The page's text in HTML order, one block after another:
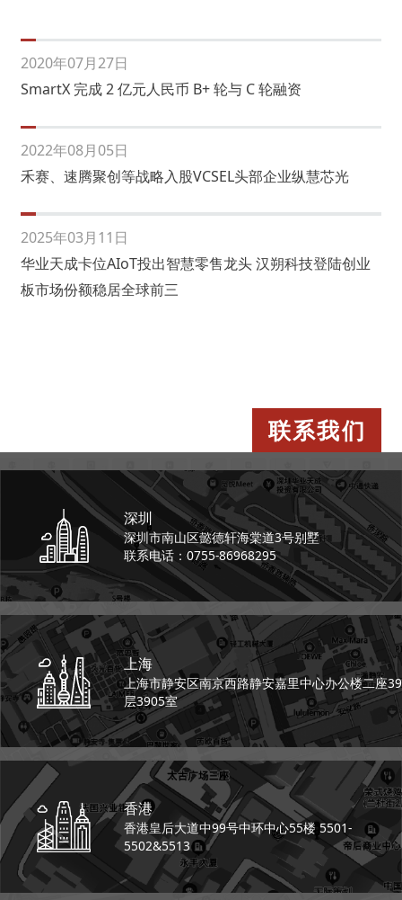
2020年07月27日
SmartX 完成 2 亿元人民币 B+ 轮与 C 轮融资
2022年08月05日
禾赛、速腾聚创等战略入股VCSEL头部企业纵慧芯光
2025年03月11日
华业天成卡位AIoT投出智慧零售龙头 汉朔科技登陆创业
板市场份额稳居全球前三
联系我们
深圳
深圳市南山区懿德轩海棠道3号别墅
联系电话：0755-86968295
上海
上海市静安区南京西路静安嘉里中心办公楼二座39
层3905室
香港
香港皇后大道中99号中环中心55楼 5501-
5502&5513